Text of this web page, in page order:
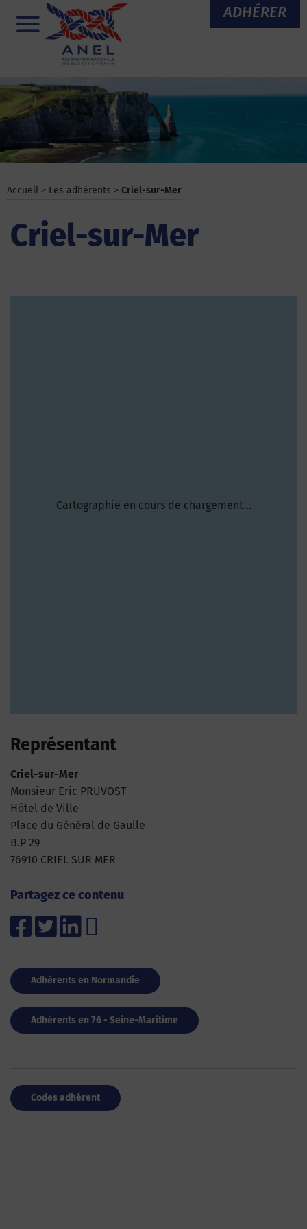
ADHÉRER
Menu
Accueil > Les adhérents > Criel-sur-Mer
Criel-sur-Mer
Cartographie en cours de chargement...
Représentant
Criel-sur-Mer
Monsieur Eric PRUVOST
Hôtel de Ville
Place du Général de Gaulle
B.P 29
76910 CRIEL SUR MER
Partagez ce contenu
Adhérents en Normandie
Adhérents en 76 - Seine-Maritime
Codes adhérent